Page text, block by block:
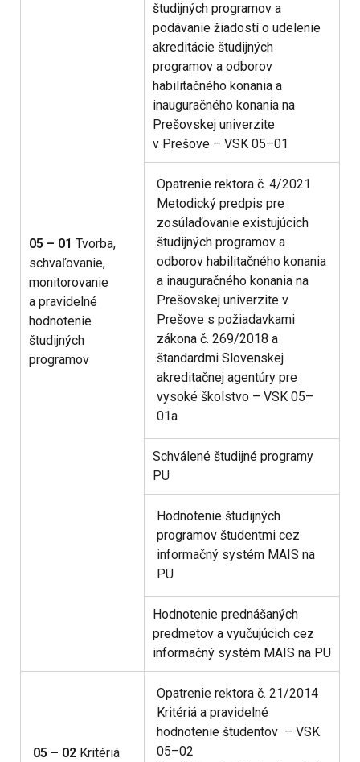
05 – 01 Tvorba,
schvaľovanie,
monitorovanie
a pravidelné
hodnotenie
študijných
programov
študijných programov a
podávanie žiadostí o udelenie
akreditácie študijných
programov a odborov
habilitačného konania a
inauguračného konania na
Prešovskej univerzite
v Prešove – VSK 05–01
Opatrenie rektora č. 4/2021
Metodický predpis pre
zosúlaďovanie existujúcich
študijných programov a
odborov habilitačného konania
a inauguračného konania na
Prešovskej univerzite v
Prešove s požiadavkami
zákona č. 269/2018 a
štandardmi Slovenskej
akreditačnej agentúry pre
vysoké školstvo – VSK 05–
01a
Schválené študijné programy
PU
Hodnotenie študijných
programov študentmi cez
informačný systém MAIS na
PU
Hodnotenie prednášaných
predmetov a vyučujúcich cez
informačný systém MAIS na PU
05 – 02 Kritériá
Opatrenie rektora č. 21/2014
Kritériá a pravidelné
hodnotenie študentov – VSK
05–02